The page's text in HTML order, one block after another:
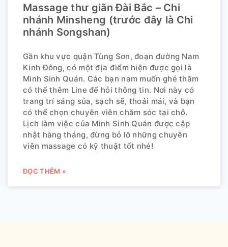
Massage thư giãn Đài Bắc – Chi
nhánh Minsheng (trước đây là Chi
nhánh Songshan)
Gần khu vực quận Tùng Sơn, đoạn đường Nam
Kinh Đông, có một địa điểm hiện được gọi là
Minh Sinh Quán. Các bạn nam muốn ghé thăm
có thể thêm Line để hỏi thông tin. Nơi này có
trang trí sáng sủa, sạch sẽ, thoải mái, và bạn
có thể chọn chuyên viên chăm sóc tại chỗ.
Lịch làm việc của Minh Sinh Quán được cập
nhật hàng tháng, đừng bỏ lỡ những chuyên
viên massage có kỹ thuật tốt nhé!
ĐỌC THÊM »